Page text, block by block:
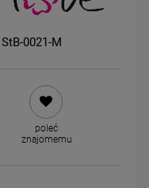
Naszyjnik STAL
żmijka ażurowe serce
34,50 zł
StB-0021-M
poleć
znajomemu